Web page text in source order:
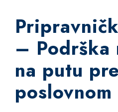
– Podrška
na putu